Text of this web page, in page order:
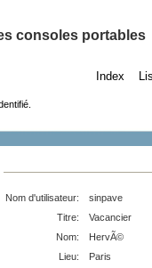
consoles portables
Index
Nom d'utilisateur:
sinpave
Titre:
Vacancier
Nom:
HervÃ©
Lieu:
Paris